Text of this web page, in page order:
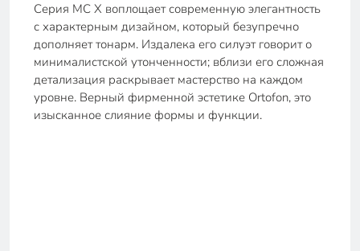
Серия MC X воплощает современную элегантность
с характерным дизайном, который безупречно
дополняет тонарм. Издалека его силуэт говорит о
минималистской утонченности; вблизи его сложная
детализация раскрывает мастерство на каждом
уровне. Верный фирменной эстетике Ortofon, это
изысканное слияние формы и функции.